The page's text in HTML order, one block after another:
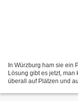
In Würzburg ham sie ein
Lösung gibt es jetzt,
überall auf Plätzen und